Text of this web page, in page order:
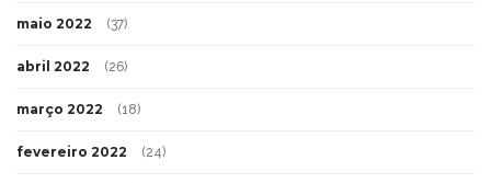
maio 2022 (37)
abril 2022 (26)
março 2022 (18)
fevereiro 2022 (24)